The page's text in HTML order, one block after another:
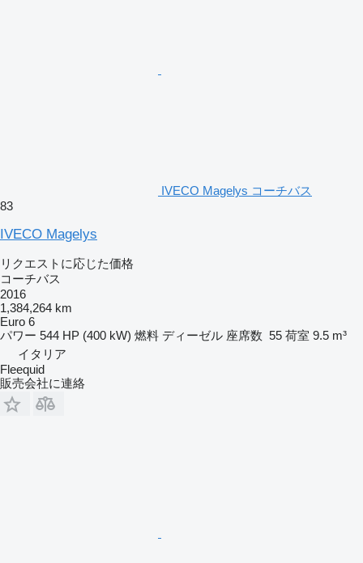
IVECO Magelys コーチバス
83
IVECO Magelys
リクエストに応じた価格
コーチバス
2016
1,384,264 km
Euro 6
パワー 544 HP (400 kW) 燃料 ディーゼル 座席数 55 荷室 9.5 m³
イタリア
Fleequid
販売会社に連絡